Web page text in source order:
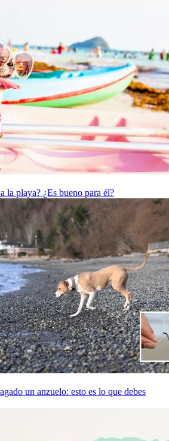
la playa? ¿Es bueno para él?
un anzuelo: esto es lo que debes